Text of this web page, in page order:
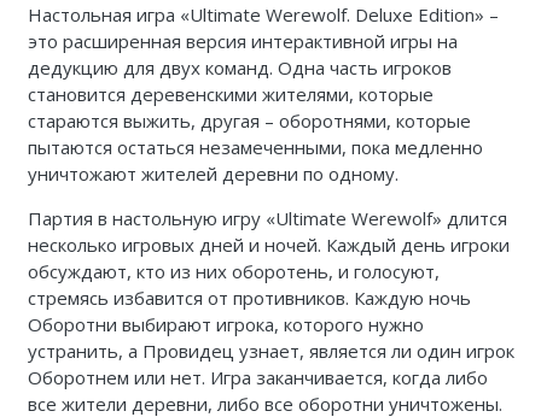
Настольная игра «Ultimate Werewolf. Deluxe Edition» –
это расширенная версия интерактивной игры на
дедукцию для двух команд. Одна часть игроков
становится деревенскими жителями, которые
стараются выжить, другая – оборотнями, которые
пытаются остаться незамеченными, пока медленно
уничтожают жителей деревни по одному.
Партия в настольную игру «Ultimate Werewolf» длится
несколько игровых дней и ночей. Каждый день игроки
обсуждают, кто из них оборотень, и голосуют,
стремясь избавится от противников. Каждую ночь
Оборотни выбирают игрока, которого нужно
устранить, а Провидец узнает, является ли один игрок
Оборотнем или нет. Игра заканчивается, когда либо
все жители деревни, либо все оборотни уничтожены.